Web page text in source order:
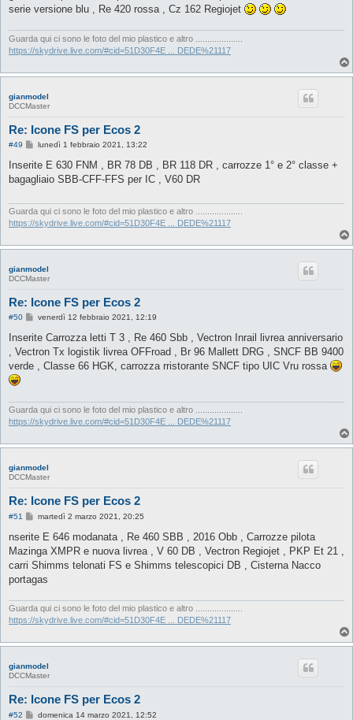
g
serie versione blu , Re 420 rossa , Cz 162 Regiojet
Guarda qui ci sono le foto del mio plastico e altro ....................
https://skydrive.live.com/#cid=51D30F4E ... DEDE%21117
gianmodel
DCCMaster
Re: Icone FS per Ecos 2
#49
M
s
a
i
o
lunedì 1 febbraio 2021, 13:22
Inserite E 630 FNM , BR 78 DB , BR 118 DR , carrozze 1° e 2° classe +
bagagliaio SBB-CFF-FFS per IC , V60 DR
Guarda qui ci sono le foto del mio plastico e altro ....................
https://skydrive.live.com/#cid=51D30F4E ... DEDE%21117
gianmodel
DCCMaster
Re: Icone FS per Ecos 2
#50
M
s
a
g
venerdì 12 febbraio 2021, 12:19
Inserite Carrozza letti T 3 , Re 460 Sbb , Vectron Inrail livrea anniversario
, Vectron Tx logistik livrea OFFroad , Br 96 Mallett DRG , SNCF BB 9400
verde , Classe 66 HGK, carrozza rristorante SNCF tipo UIC Vru rossa
Guarda qui ci sono le foto del mio plastico e altro ....................
https://skydrive.live.com/#cid=51D30F4E ... DEDE%21117
gianmodel
DCCMaster
Re: Icone FS per Ecos 2
#51
M
s
a
g
i
martedì 2 marzo 2021, 20:25
nserite E 646 modanata , Re 460 SBB , 2016 Obb , Carrozze pilota
Mazinga XMPR e nuova livrea , V 60 DB , Vectron Regiojet , PKP Et 21 ,
carri Shimms telonati FS e Shimms telescopici DB , Cisterna Nacco
portagas
Guarda qui ci sono le foto del mio plastico e altro ....................
https://skydrive.live.com/#cid=51D30F4E ... DEDE%21117
gianmodel
DCCMaster
Re: Icone FS per Ecos 2
#52
Mdomenica 14 marzo 2021, 12:52